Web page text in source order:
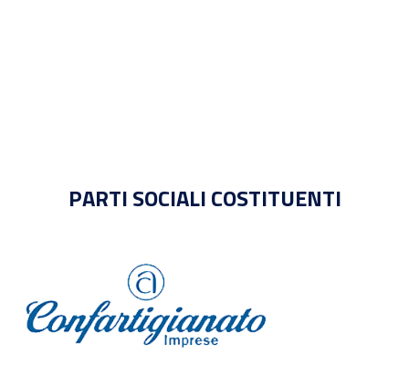
PARTI SOCIALI COSTITUENTI